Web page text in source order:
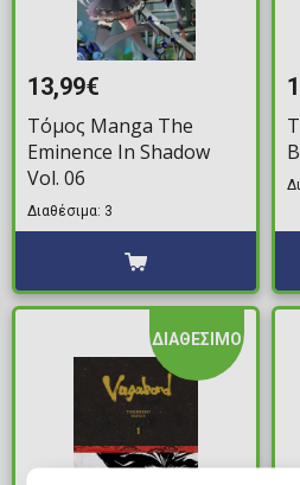
13,99€
Τόμος Manga The
Eminence In Shadow
Vol. 06
Διαθέσιμα: 3
ΔΙΑΘΕΣΙΜΟ